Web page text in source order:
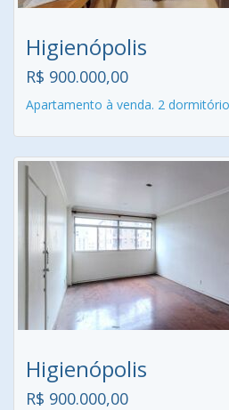
Higienópolis
R$ 900.000,00
Apartamento à venda. 2
Higienópolis
R$ 900.000,00